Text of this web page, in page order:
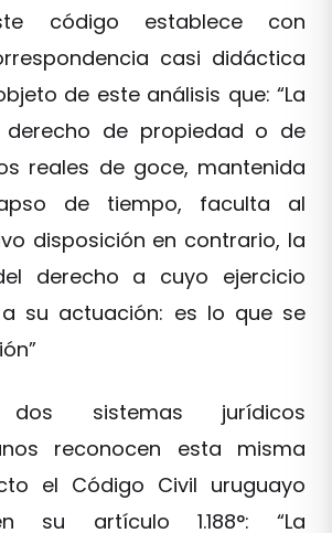
código establece con
casi didáctica
de este análisis que: “La
derecho de propiedad o de
reales de goce, mantenida
de tiempo, faculta al
disposición en contrario, la
derecho a cuyo ejercicio
su actuación: es lo que se
dos sistemas jurídicos
reconocen esta misma
el Código Civil uruguayo
su artículo 1.188°: “La